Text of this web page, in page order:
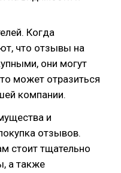
Когда
что отзывы на
они могут
может отразиться
компании.
и
отзывов.
стоит тщательно
а также